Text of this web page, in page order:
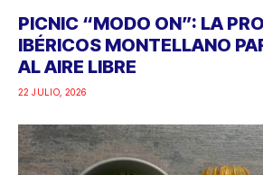
PICNIC “MODO ON”: LA
IBÉRICOS MONTELLANO
AL AIRE LIBRE
22 JULIO, 2026